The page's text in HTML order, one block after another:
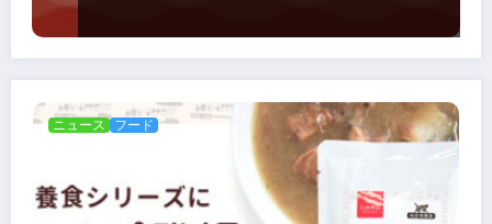
ニュース フード